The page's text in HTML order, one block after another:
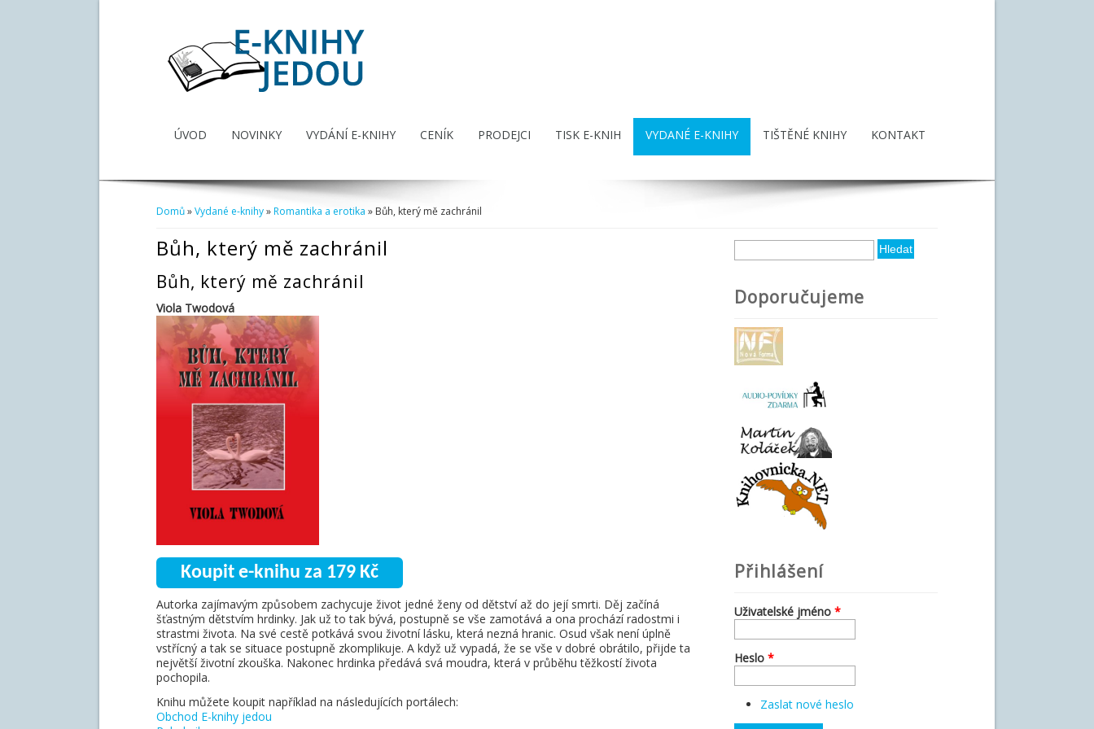
ÚVOD NOVINKY VYDÁNÍ E-KNIHY CENÍK PRODEJCI TISK E-KNIH VYDANÉ E-KNIHY TIŠTĚNÉ KNIHY KONTAKT
Domů»Vydané e-knihy»Romantika a erotika » Bůh, který mě zachránil
Bůh, který mě zachránil
Bůh, který mě zachránil
Viola Twodová
Koupit e-knihu za 179 Kč
Autorka zajímavým způsobem zachycuje život jedné ženy od dětství až do její smrti. Děj začíná
šťastným dětstvím hrdinky. Jak už to tak bývá, postupně se vše zamotává a ona prochází radostmi i
strastmi života. Na své cestě potkává svou životní lásku, která nezná hranic. Osud však není úplně
vstřícný a tak se situace postupně zkomplikuje. A když už vypadá, že se vše v dobré obrátilo, přijde ta
největší životní zkouška. Nakonec hrdinka předává svá moudra, která v průběhu těžkostí života
pochopila.
Knihu můžete koupit například na následujících portálech:
Obchod E-knihy jedou
Vyhledávání
Hledat
Doporučujeme
Přihlášení
Uživatelské jméno *
Heslo *
Zaslat nové heslo